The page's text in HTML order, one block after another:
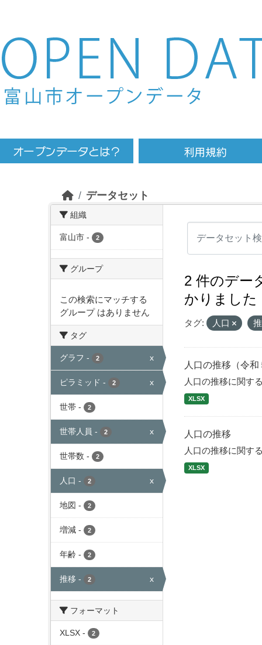
Skip to main content
データセット
組織
富山市 - 2
グループ
この検索にマッチする
グループ はありません
タグ
グラフ - 2 x
ピラミッド - 2 x
世帯 - 2
世帯人員 - 2 x
世帯数 - 2
人口 - 2 x
地図 - 2
増減 - 2
年齢 - 2
推移 - 2 x
フォーマット
XLSX - 2
2 件のデー
かりました
タグ: 人口
人口の推移（令和
人口の推移に関す
XLSX
人口の推移
人口の推移に関す
XLSX